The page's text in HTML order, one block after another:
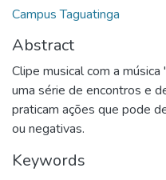
Campus Taguatinga
Abstract
Clipe musical com a
uma série de encontros e
praticam ações que pode
ou negativas.
Keywords